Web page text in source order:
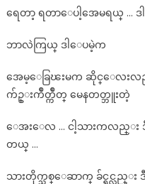
ရေတာ့ ရတာေပါ့အေမရယ္ … ဒ
ဘာလဲကြယ္ ဒါေပမဲ့က
အေမ့ေခြၽးမက ဆိုင္ေလးလ
က်ဥ္းက်ဳတ္က်ဳတ္ မေနတတ္ဘူးတဲ့
ေအးေလ … ငါ့သားကလည္း
တယ္ …
သားတိုက္သစ္ေဆာက္ ခ်င္ရင္လည္